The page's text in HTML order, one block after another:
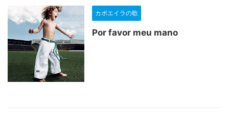
カポエイラの歌
Por favor meu mano